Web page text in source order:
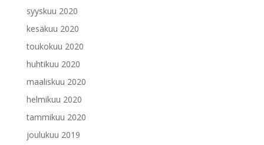
syyskuu 2020
kesäkuu 2020
toukokuu 2020
huhtikuu 2020
maaliskuu 2020
helmikuu 2020
tammikuu 2020
joulukuu 2019